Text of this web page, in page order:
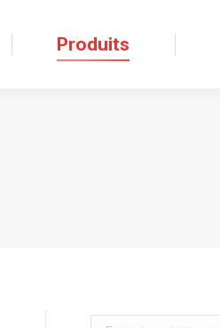
Produits
Search:
Produits